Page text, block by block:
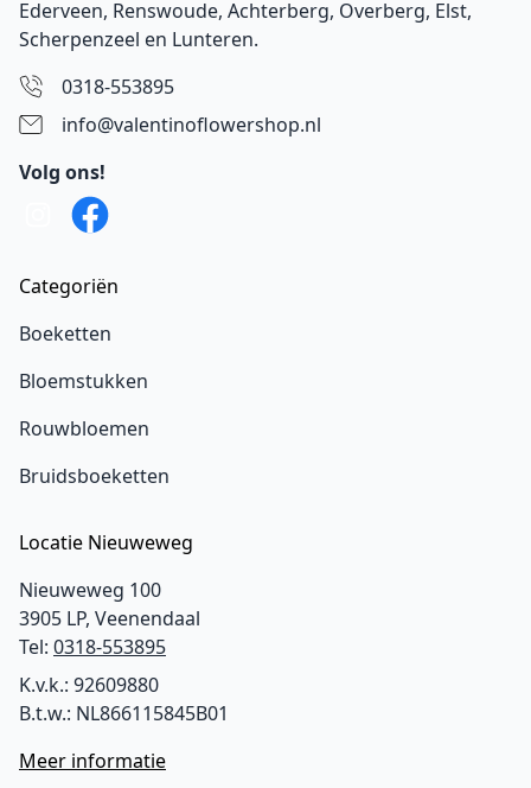
Ederveen, Renswoude, Achterberg, Overberg, Elst,
Scherpenzeel en Lunteren.
0318-553895
info@valentinoflowershop.nl
Volg ons!
Categoriën
Boeketten
Bloemstukken
Rouwbloemen
Bruidsboeketten
Locatie Nieuweweg
Nieuweweg 100
3905 LP, Veenendaal
Tel: 0318-553895
K.v.k.: 92609880
B.t.w.: NL866115845B01
Meer informatie